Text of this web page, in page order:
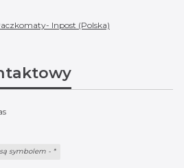
Inpost (Polska)
symbolem - *